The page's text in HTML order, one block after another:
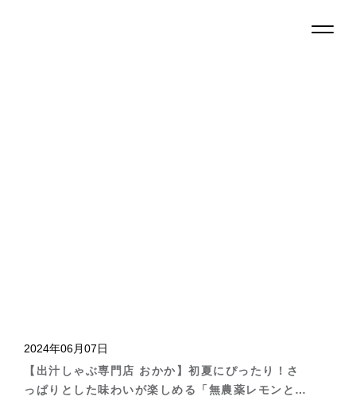
2024年06月07日
【出汁しゃぶ専門店 おかか】初夏にぴったり！さ
っぱりとした味わいが楽しめる「無農薬レモンと和